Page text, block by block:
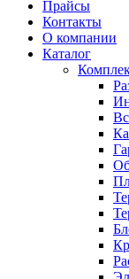
Прайсы
Контакты
О компании
Каталог